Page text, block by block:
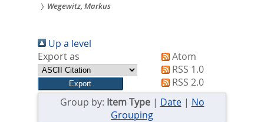
Sie
sind
hier:
Wegewitz, Markus
Up a level
Export as
Atom
RSS 1.0
RSS 2.0
Group by: Item Type| Date| No
Grouping